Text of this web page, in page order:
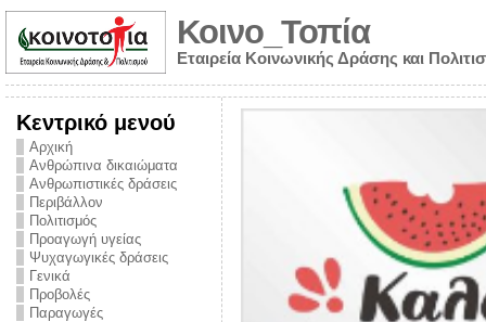
Κοινο_Τοπία
Εταιρεία Κοινωνικής Δράσης και
Κεντρικό μενού
Αρχική
Ανθρώπινα δικαιώματα
Ανθρωπιστικές δράσεις
Περιβάλλον
Πολιτισμός
Προαγωγή υγείας
Ψυχαγωγικές δράσεις
Γενικά
Προβολές
Παραγωγές